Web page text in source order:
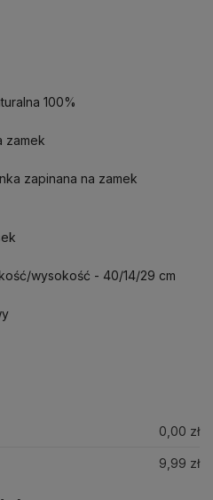
100%
zamek
zapinana na zamek
wysokość - 40/14/29 cm
0,00 zł
9,99 zł